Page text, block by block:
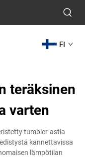
FI
teräksinen
varten
tumbler-astia
kannettavissa
lämpötilan